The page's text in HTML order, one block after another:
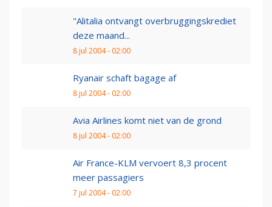
"Alitalia ontvangt overbruggingskrediet
deze maand...
8 jul 2004 - 02:00
Ryanair schaft bagage af
8 jul 2004 - 02:00
Avia Airlines komt niet van de grond
8 jul 2004 - 02:00
Air France-KLM vervoert 8,3 procent
meer passagiers
7 jul 2004 - 02:00